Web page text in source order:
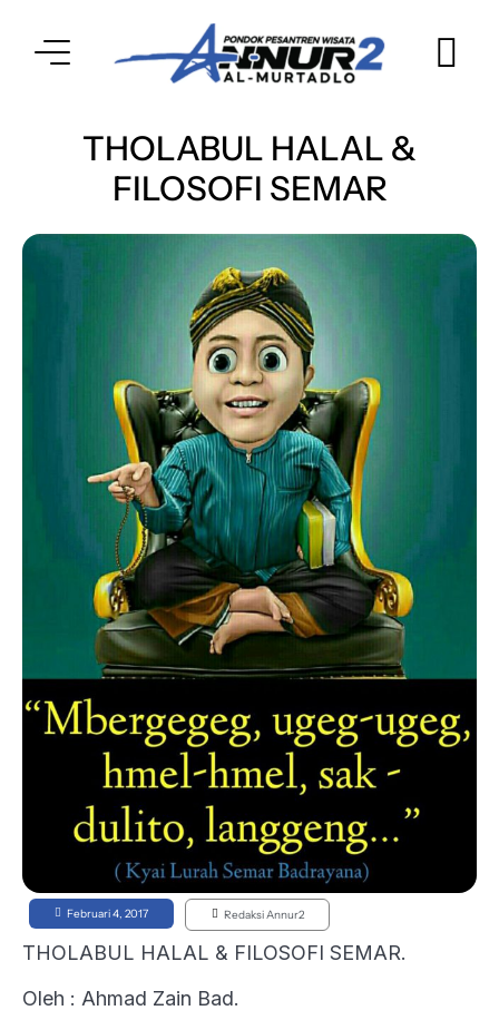
THOLABUL HALAL &
FILOSOFI SEMAR
Februari 4, 2017 Redaksi Annur2
​THOLABUL HALAL & FILOSOFI SEMAR.
Oleh : Ahmad Zain Bad.